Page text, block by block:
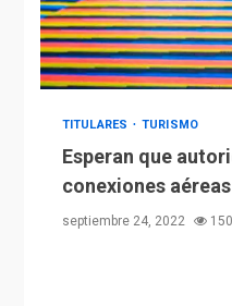
TITULARES TURISMO
Esperan que
conexiones
septiembre 24, 2022